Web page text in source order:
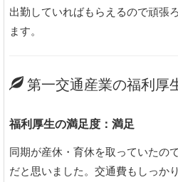
出勤していればもらえるので頑張
ます。
第一交通産業の福利厚
福利厚生の満足度：満足
同期が産休・育休を取っていたの
だと思いました。交通費もしっか